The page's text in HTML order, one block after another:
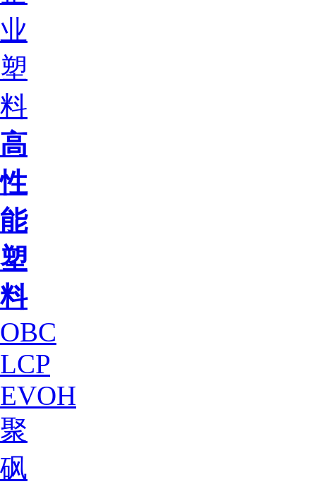
业
塑
料
高
性
能
塑
料
OBC
LCP
EVOH
聚
砜